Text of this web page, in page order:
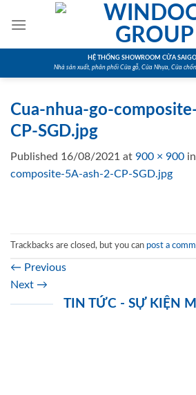
HỆ THỐNG SHOWROOM CỬA
Nhà sản xuất, phân phối Cửa gỗ, Cửa Nhựa, Cửa
Cua-nhua-go-
CP-SGD.jpg
Published 16/08/2021 at 900 × 900 in
composite-5A-ash-2-CP-SGD.jpg
Trackbacks are closed, but you can post a
← Previous
Next →
TIN TỨC - SỰ KIỆN